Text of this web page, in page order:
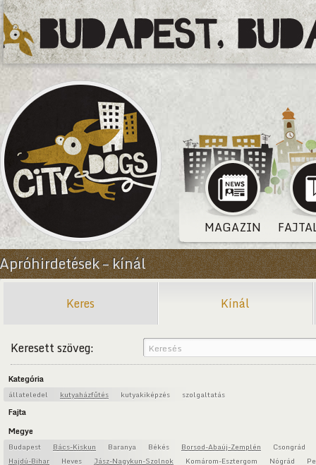
MAGAZIN
Apróhirdetések – kínál
Keres Kínál
Keresett szöveg:
Kategória
állateledel kutyaházfűtés kutyakiképzés szolgaltatás
Fajta
Megye
Budapest Bács-Kiskun Baranya Békés Borsod-Abaúj-Zemplén
Csongrád
Hajdú-Bihar
Heves Jász-Nagykun-Szolnok Komárom-Esztergom Nógrád